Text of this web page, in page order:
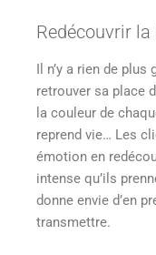
Redécouvrir
Il n’y a rien de
retrouver sa place
la couleur de
reprend vie… Les
émotion en
intense qu’ils
donne envie d’en
transmettre.